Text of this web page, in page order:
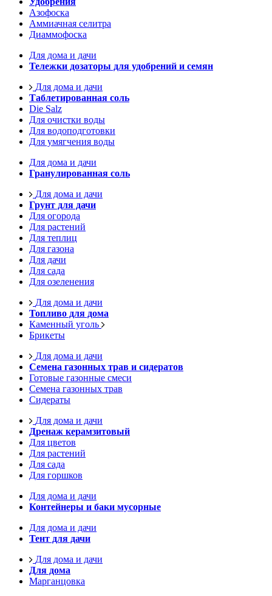
Азофоска
Аммиачная селитра
Диаммофоска
Для дома и дачи
Тележки дозаторы для удобрений и семян
Для дома и дачи
Таблетированная соль
Die Salz
Для очистки воды
Для водоподготовки
Для умягчения воды
Для дома и дачи
Гранулированная соль
Для дома и дачи
Грунт для дачи
Для огорода
Для растений
Для теплиц
Для газона
Для дачи
Для сада
Для озеленения
Для дома и дачи
Топливо для дома
Каменный уголь
Брикеты
Для дома и дачи
Семена газонных трав и сидератов
Готовые газонные смеси
Семена газонных трав
Сидераты
Для дома и дачи
Дренаж керамзитовый
Для цветов
Для растений
Для сада
Для горшков
Для дома и дачи
Контейнеры и баки мусорные
Для дома и дачи
Тент для дачи
Для дома и дачи
Для дома
Марганцовка